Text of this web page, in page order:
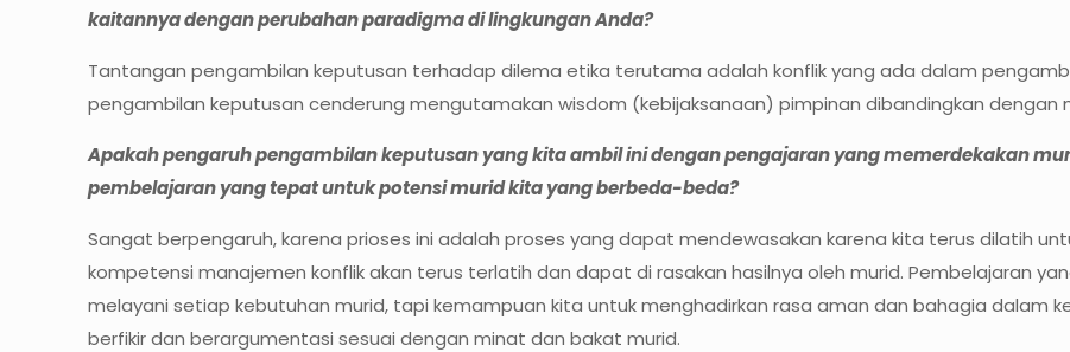
kaitannya dengan perubahan paradigma di lingkungan Anda?
Tantangan pengambilan keputusan terhadap dilema etika terutama adalah konflik yang ada dalam
pengambilan keputusan cenderung mengutamakan wisdom (kebijaksanaan) pimpinan dibandingkan dengan
Apakah pengaruh pengambilan keputusan yang kita ambil ini dengan pengajaran yang memerdekakan
pembelajaran yang tepat untuk potensi murid kita yang berbeda-beda?
Sangat berpengaruh, karena prioses ini adalah proses yang dapat mendewasakan karena kita terus dilatih
kompetensi manajemen konflik akan terus terlatih dan dapat di rasakan hasilnya oleh murid. Pembelajaran
melayani setiap kebutuhan murid, tapi kemampuan kita untuk menghadirkan rasa aman dan bahagia dalam
berfikir dan berargumentasi sesuai dengan minat dan bakat murid.